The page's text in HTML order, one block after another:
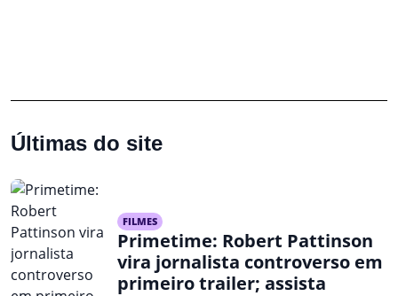
Últimas do site
FILMES
Primetime: Robert Pattinson
vira jornalista controverso em
primeiro trailer; assista